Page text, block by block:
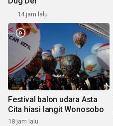
14 jam lalu
Festival balon udara Asta
Cita hiasi langit Wonosobo
18 jam lalu